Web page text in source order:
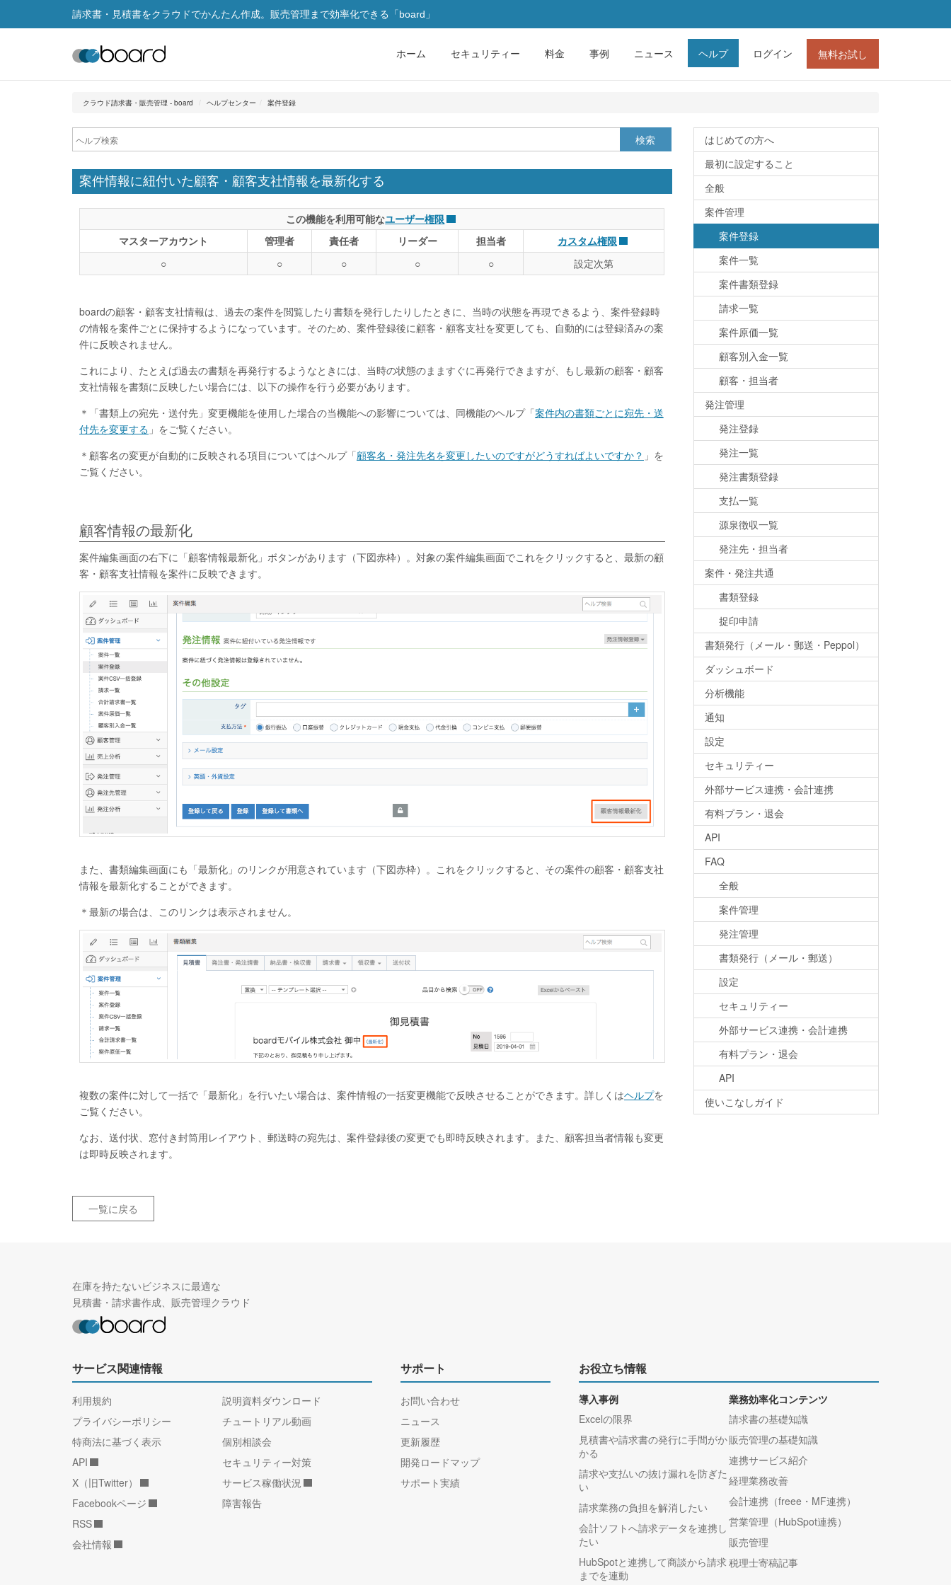
請求書・見積書をクラウドでかんたん作成。販売管理まで効率化できる「board」
ホーム セキュリティー 料金 事例 ニュース ヘルプ ログイン 無料お試し
クラウド請求書・販売管理 - board ヘルプセンター 案件登録
検索
案件情報に紐付いた顧客・顧客支社情報を最新化する
この機能を利用可能なユーザー権限
マスターアカウント
管理者 責任者 リーダー 担当者
カスタム権限
○
○ ○ ○ ○ 設定次第
boardの顧客・顧客支社情報は、過去の案件を閲覧したり書類を発行したりしたときに、当時の状態を再現できるよう、案件登録時
の情報を案件ごとに保持するようになっています。そのため、案件登録後に顧客・顧客支社を変更しても、自動的には登録済みの案
件に反映されません。
これにより、たとえば過去の書類を再発行するようなときには、当時の状態のまますぐに再発行できますが、もし最新の顧客・顧客
支社情報を書類に反映したい場合には、以下の操作を行う必要があります。
＊「書類上の宛先・送付先」変更機能を使用した場合の当機能への影響については、同機能のヘルプ「案件内の書類ごとに宛先・送
付先を変更する 」をご覧ください。
＊顧客名の変更が自動的に反映される項目についてはヘルプ「顧客名・発注先名を変更したいのですがどうすればよいですか？ 」を
ご覧ください。
顧客情報の最新化
案件編集画面の右下に「顧客情報最新化」ボタンがあります（下図赤枠）。対象の案件編集画面でこれをクリックすると、最新の顧
客・顧客支社情報を案件に反映できます。
また、書類編集画面にも「最新化」のリンクが用意されています（下図赤枠）。これをクリックすると、その案件の顧客・顧客支社
情報を最新化することができます。
＊最新の場合は、このリンクは表示されません。
複数の案件に対して一括で「最新化」を行いたい場合は、案件情報の一括変更機能で反映させることができます。詳しくはヘルプを
ご覧ください。
なお、送付状、窓付き封筒用レイアウト、郵送時の宛先は、案件登録後の変更でも即時反映されます。また、顧客担当者情報も変更
は即時反映されます。
一覧に戻る
はじめての方へ
最初に設定すること
全般
案件管理
案件登録
案件一覧
案件書類登録
請求一覧
案件原価一覧
顧客別入金一覧
顧客・担当者
発注管理
発注登録
発注一覧
発注書類登録
支払一覧
源泉徴収一覧
発注先・担当者
案件・発注共通
書類登録
捉印申請
書類発行（メール・郵送・Peppol）
ダッシュボード
分析機能
通知
設定
セキュリティー
外部サービス連携・会計連携
有料プラン・退会
API
FAQ
全般
案件管理
発注管理
書類発行（メール・郵送）
設定
セキュリティー
外部サービス連携・会計連携
有料プラン・退会
API
使いこなしガイド
在庫を持たないビジネスに最適な
見積書・請求書作成、販売管理クラウド
サービス関連情報
利用規約
プライバシーポリシー
特商法に基づく表示
API
X（旧Twitter）
Facebookページ
RSS
会社情報
説明資料ダウンロード
チュートリアル動画
個別相談会
セキュリティー対策
サービス稼働状況
障害報告
サポート
お問い合わせ
ニュース
更新履歴
開発ロードマップ
サポート実績
お役立ち情報
導入事例
Excelの限界
見積書や請求書の発行に手間がか
かる
請求や支払いの抜け漏れを防ぎた
い
請求業務の負担を解消したい
会計ソフトへ請求データを連携し
たい
HubSpotと連携して商談から請求
までを連動
業務効率化コンテンツ
請求書の基礎知識
販売管理の基礎知識
連携サービス紹介
経理業務改善
会計連携（freee・MF連携）
営業管理（HubSpot連携）
販売管理
税理士寄稿記事